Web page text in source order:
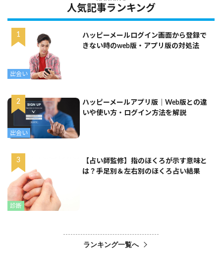
人気記事ランキング
出会い
ハッピーメールログイン画面から登録で
きない時のweb版・アプリ版の対処法
出会い
ハッピーメールアプリ版｜Web版との違
いや使い方・ログイン方法を解説
診断
【占い師監修】指のほくろが示す意味と
は？手足別＆左右別のほくろ占い結果
ランキング一覧へ